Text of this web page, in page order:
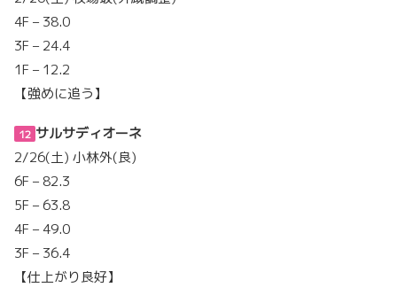
4F – 38.0
3F – 24.4
1F – 12.2
【強めに追う】
12 サルサディオーネ
2/26(土) 小林外(良)
6F – 82.3
5F – 63.8
4F – 49.0
3F – 36.4
【仕上がり良好】